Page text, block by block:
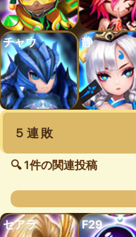
チャウ 静
５連敗
🔍 1件の関連投稿
セアラ
F29